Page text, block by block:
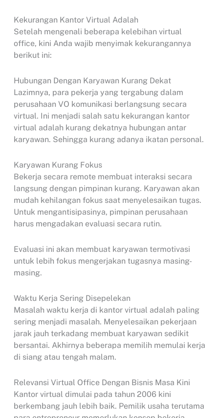
Kekurangan Kantor Virtual Adalah
Setelah mengenali beberapa kelebihan virtual
office, kini Anda wajib menyimak kekurangannya
berikut ini:
Hubungan Dengan Karyawan Kurang Dekat
Lazimnya, para pekerja yang tergabung dalam
perusahaan VO komunikasi berlangsung secara
virtual. Ini menjadi salah satu kekurangan kantor
virtual adalah kurang dekatnya hubungan antar
karyawan. Sehingga kurang adanya ikatan personal.
Karyawan Kurang Fokus
Bekerja secara remote membuat interaksi secara
langsung dengan pimpinan kurang. Karyawan akan
mudah kehilangan fokus saat menyelesaikan tugas.
Untuk mengantisipasinya, pimpinan perusahaan
harus mengadakan evaluasi secara rutin.
Evaluasi ini akan membuat karyawan termotivasi
untuk lebih fokus mengerjakan tugasnya masing-
masing.
Waktu Kerja Sering Disepelekan
Masalah waktu kerja di kantor virtual adalah paling
sering menjadi masalah. Menyelesaikan pekerjaan
jarak jauh terkadang membuat karyawan sedikit
bersantai. Akhirnya beberapa memilih memulai kerja
di siang atau tengah malam.
Relevansi Virtual Office Dengan Bisnis Masa Kini
Kantor virtual dimulai pada tahun 2006 kini
berkembang jauh lebih baik. Pemilik usaha terutama